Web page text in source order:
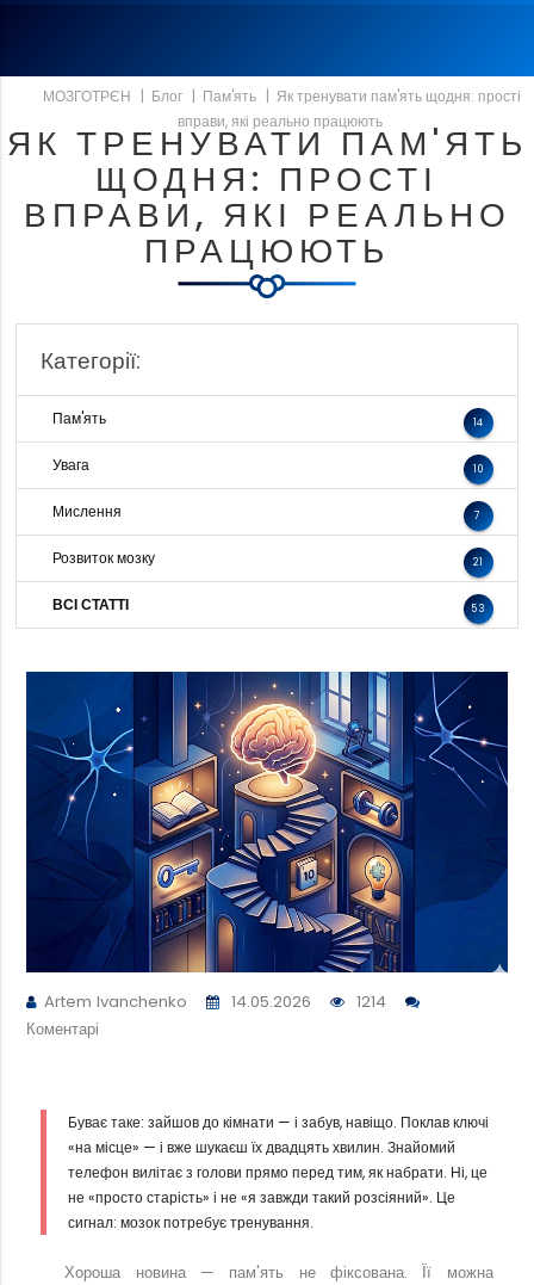
ЯК ТРЕНУВАТИ ПАМ'ЯТЬ
ЩОДНЯ: ПРОСТІ
ВПРАВИ, ЯКІ РЕАЛЬНО
ПРАЦЮЮТЬ
МОЗГОТРЄН | Блог | Пам'ять | Як тренувати пам'ять щодня: прості
вправи, які реально працюють
Категорії:
Пам'ять 14
Увага 10
Мислення 7
Розвиток мозку 21
ВСІ СТАТТІ 53
Artem Ivanchenko 14.05.2026
1214
Коментарі
Буває таке: зайшов до кімнати — і забув, навіщо. Поклав ключі
«на місце» — і вже шукаєш їх двадцять хвилин. Знайомий
телефон вилітає з голови прямо перед тим, як набрати. Ні, це
не «просто старість» і не «я завжди такий розсіяний». Це
сигнал: мозок потребує тренування.
Хороша новина — пам'ять не фіксована. Її можна